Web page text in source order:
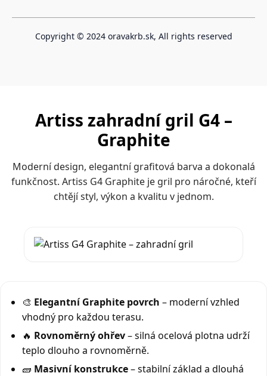
Copyright © 2024 oravakrb.sk, All rights reserved
Artiss zahradní gril G4 –
Graphite
Moderní design, elegantní grafitová barva a dokonalá
funkčnost. Artiss G4 Graphite je gril pro náročné, kteří
chtějí styl, výkon a kvalitu v jednom.
🎨 Elegantní Graphite povrch – moderní vzhled
vhodný pro každou terasu.
🔥 Rovnoměrný ohřev– silná ocelová plotna udrží
teplo dlouho a rovnoměrně.
🧱 Masivní konstrukce– stabilní základ a dlouhá